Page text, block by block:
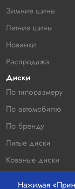
Нажимая
Зимние шины
Летние шины
Новинки
Распродажа
Диски
По типоразмеру
По автомобилю
По бренду
Литые диски
Кованые диски